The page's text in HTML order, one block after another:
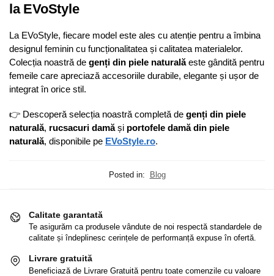
la EVoStyle
La EVoStyle, fiecare model este ales cu atenție pentru a îmbina
designul feminin cu funcționalitatea și calitatea materialelor.
Colecția noastră de genți din piele naturalăeste gândită pentru
femeile care apreciază accesoriile durabile, elegante și ușor de
integrat în orice stil.
👉 Descoperă selecția noastră completă de genți din piele
naturală, rucsacuri damăși portofele damă din piele
naturală, disponibile pe EVoStyle.ro.
Posted in: Blog
Calitate garantată
Te asigurăm ca produsele vândute de noi respectă standardele de
calitate și îndeplinesc cerințele de performanță expuse în ofertă.
Livrare gratuită
Beneficiază de Livrare Gratuită pentru toate comenzile cu valoare